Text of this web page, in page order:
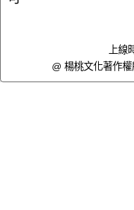
上線
@ 楊桃文化著作